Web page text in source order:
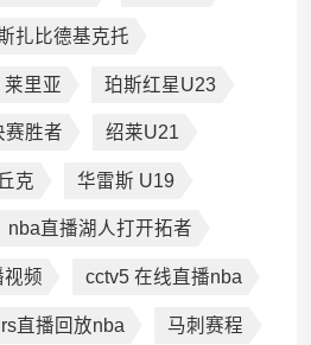
扎比德基克托
莱里亚 珀斯红星U23
赛胜者 绍莱U21
克 华雷斯 U19
nba直播湖人打开拓者
频 cctv5 在线直播nba
直播回放nba 马刺赛程